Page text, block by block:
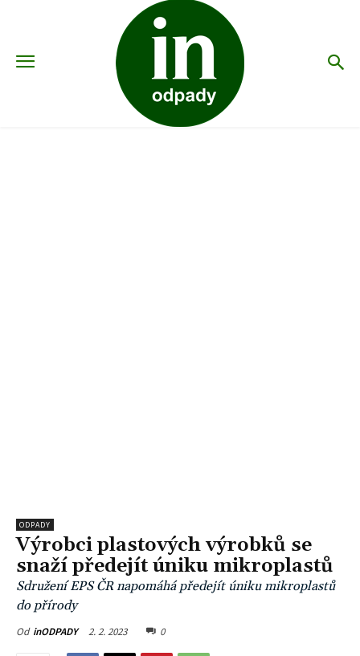
ODPADY
Výrobci plastových výrobků se
snaží předejít úniku mikroplastů
Sdružení EPS ČR napomáhá předejít úniku mikroplastů
do přírody
Od inODPADY 2. 2. 2023 0